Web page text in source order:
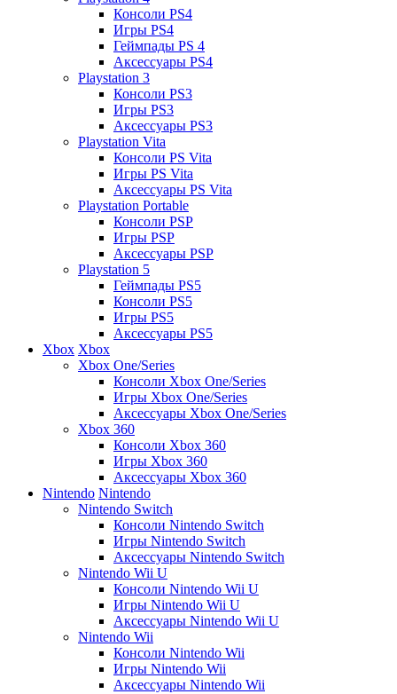
Консоли PS4
Игры PS4
Геймпады PS 4
Аксессуары PS4
Playstation 3
Консоли PS3
Игры PS3
Аксессуары PS3
Playstation Vita
Консоли PS Vita
Игры PS Vita
Аксессуары PS Vita
Playstation Portable
Консоли PSP
Игры PSP
Аксессуары PSP
Playstation 5
Геймпады PS5
Консоли PS5
Игры PS5
Аксессуары PS5
Xbox Xbox
Xbox One/Series
Консоли Xbox One/Series
Игры Xbox One/Series
Аксессуары Xbox One/Series
Xbox 360
Консоли Xbox 360
Игры Xbox 360
Аксессуары Xbox 360
Nintendo Nintendo
Nintendo Switch
Консоли Nintendo Switch
Игры Nintendo Switch
Аксессуары Nintendo Switch
Nintendo Wii U
Консоли Nintendo Wii U
Игры Nintendo Wii U
Аксессуары Nintendo Wii U
Nintendo Wii
Консоли Nintendo Wii
Игры Nintendo Wii
Аксессуары Nintendo Wii